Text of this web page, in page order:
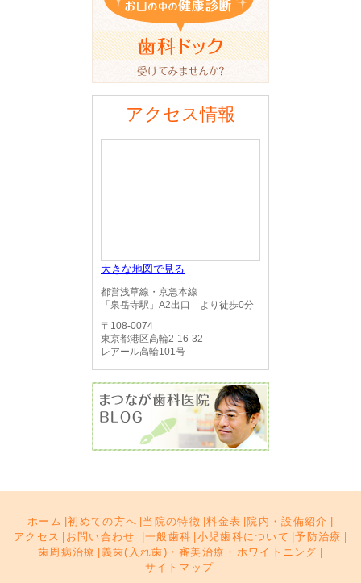
アクセス情報
大きな地図で見る
都営浅草線・京急本線
「泉岳寺駅」A2出口 より徒歩0分
〒108-0074
東京都港区高輪2-16-32
レアール高輪101号
ホーム |初めての方へ 当院の特徴 |料金表 院内・設備紹介
アクセス
お問い合わせ |一般歯科 小児歯科について |予防治療
歯周病治療
義歯(入れ歯)・審美治療・ホワイトニング
サイトマップ